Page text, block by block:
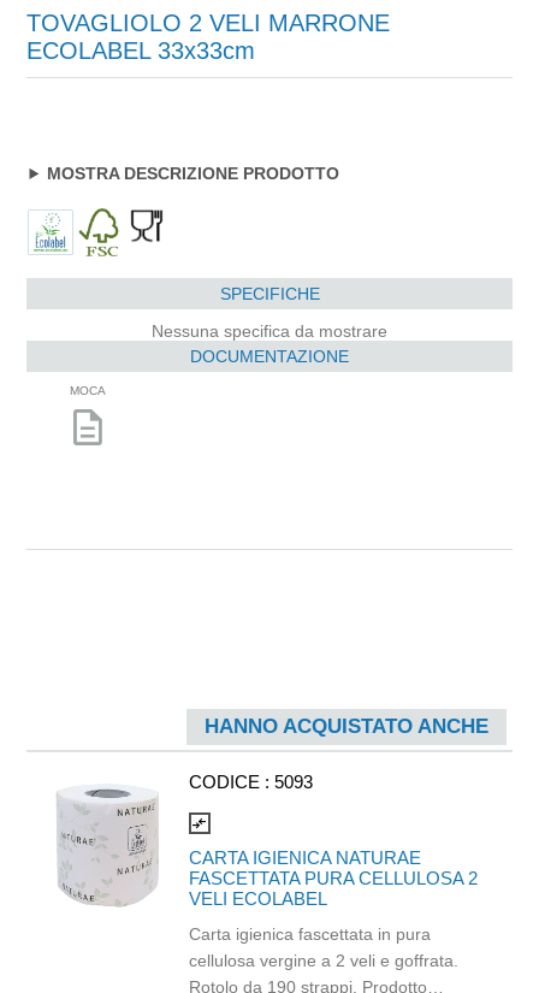
TOVAGLIOLO 2 VELI MARRONE
ECOLABEL 33x33cm
MOSTRA DESCRIZIONE PRODOTTO
SPECIFICHE
Nessuna specifica da mostrare
DOCUMENTAZIONE
MOCA
description
HANNO ACQUISTATO ANCHE
CODICE : 5093
compare_arrows
CARTA IGIENICA NATURAE
FASCETTATA PURA CELLULOSA 2
VELI ECOLABEL
Carta igienica fascettata in pura
cellulosa vergine a 2 veli e goffrata.
Rotolo da 190 strappi. Prodotto